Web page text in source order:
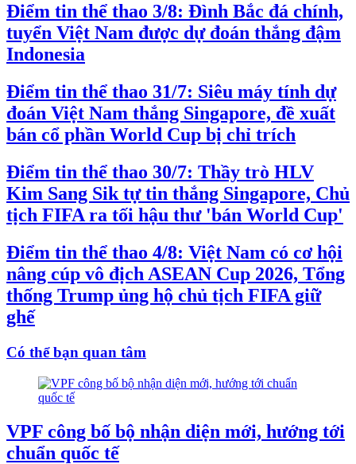
Điểm tin thể thao 3/8: Đình Bắc đá chính,
tuyển Việt Nam được dự đoán thắng đậm
Indonesia
Điểm tin thể thao 31/7: Siêu máy tính dự
đoán Việt Nam thắng Singapore, đề xuất
bán cổ phần World Cup bị chỉ trích
Điểm tin thể thao 30/7: Thầy trò HLV
Kim Sang Sik tự tin thắng Singapore, Chủ
tịch FIFA ra tối hậu thư 'bán World Cup'
Điểm tin thể thao 4/8: Việt Nam có cơ hội
nâng cúp vô địch ASEAN Cup 2026, Tổng
thống Trump ủng hộ chủ tịch FIFA giữ
ghế
Có thể bạn quan tâm
VPF công bố bộ nhận diện mới, hướng tới
chuẩn quốc tế